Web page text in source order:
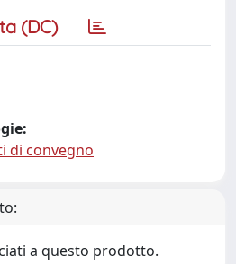
(DC)
di convegno
a questo prodotto.